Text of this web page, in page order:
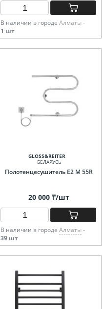
В наличии в городе Алматы -
1 шт
GLOSS&REITER
БЕЛАРУСЬ
Полотенцесушитель E2 M 55R
20 000 ₸/шт
В наличии в городе Алматы -
39 шт